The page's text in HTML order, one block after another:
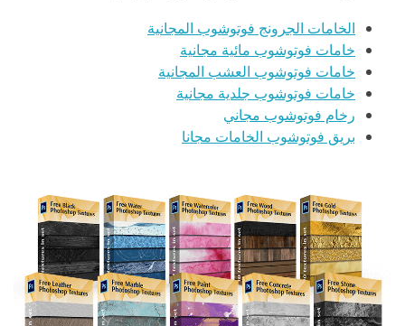
الخامات الجرونج فوتوشوب المجانية
خامات فوتوشوب مائية مجانية
خامات فوتوشوب العشب المجانية
خامات فوتوشوب جلدية مجانية
رخام فوتوشوب مجاني
بريق فوتوشوب الخامات مجانا